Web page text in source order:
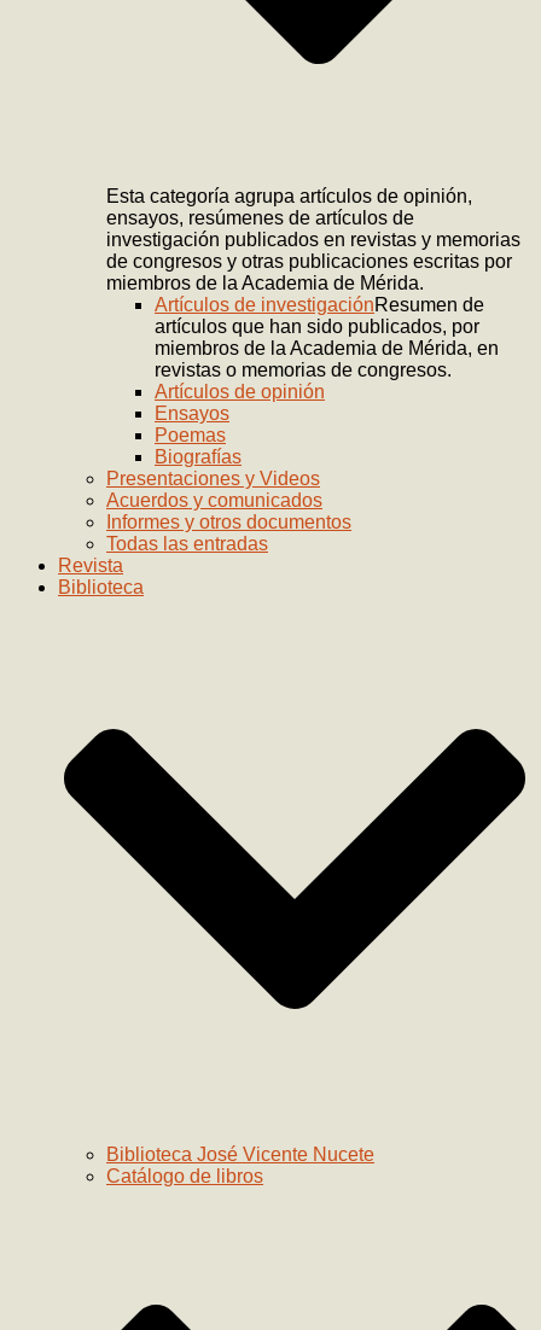
Esta categoría agrupa artículos de opinión,
ensayos, resúmenes de artículos de
investigación publicados en revistas y memorias
de congresos y otras publicaciones escritas por
miembros de la Academia de Mérida.
Artículos de investigaciónResumen de
artículos que han sido publicados, por
miembros de la Academia de Mérida, en
revistas o memorias de congresos.
Artículos de opinión
Ensayos
Poemas
Biografías
Presentaciones y Videos
Acuerdos y comunicados
Informes y otros documentos
Todas las entradas
Revista
Biblioteca
Biblioteca José Vicente Nucete
Catálogo de libros